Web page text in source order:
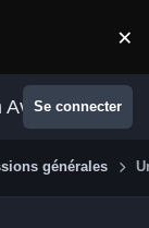
×
AvexSe connecter
générales